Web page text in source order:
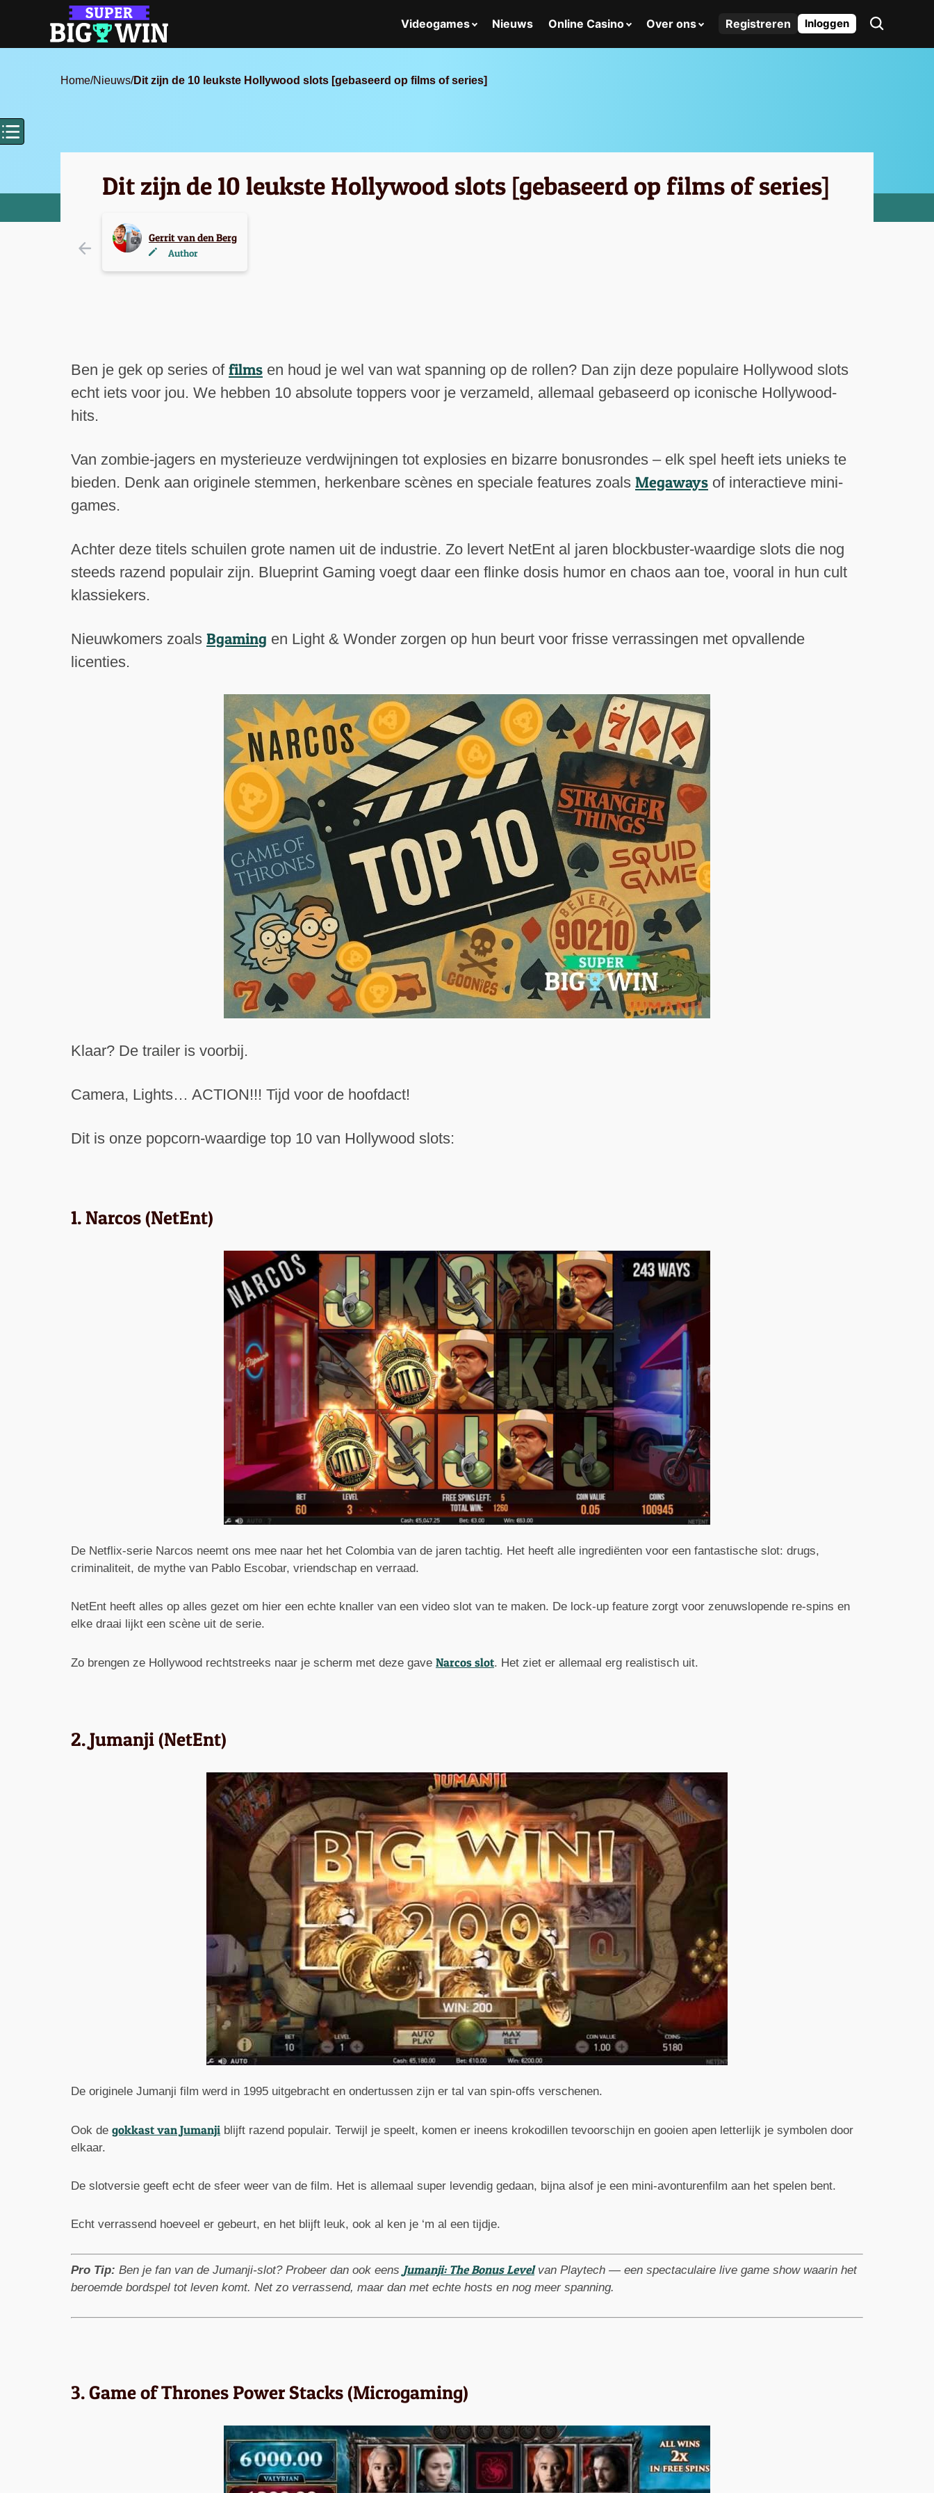
Videogames Nieuws Online Casino Over ons Registreren Inloggen
Home/Nieuws/Dit zijn de 10 leukste Hollywood slots [gebaseerd op films of series]
Dit zijn de 10 leukste Hollywood slots [gebaseerd op films of series]
Gerrit van den Berg
Author
Ben je gek op series of films en houd je wel van wat spanning op de rollen? Dan zijn deze populaire Hollywood slots
echt iets voor jou. We hebben 10 absolute toppers voor je verzameld, allemaal gebaseerd op iconische Hollywood-
hits.
Van zombie-jagers en mysterieuze verdwijningen tot explosies en bizarre bonusrondes – elk spel heeft iets unieks te
bieden. Denk aan originele stemmen, herkenbare scènes en speciale features zoals Megaways of interactieve mini-
games.
Achter deze titels schuilen grote namen uit de industrie. Zo levert NetEnt al jaren blockbuster-waardige slots die nog
steeds razend populair zijn. Blueprint Gaming voegt daar een flinke dosis humor en chaos aan toe, vooral in hun cult
klassiekers.
Nieuwkomers zoals Bgaming en Light & Wonder zorgen op hun beurt voor frisse verrassingen met opvallende
licenties.
Klaar? De trailer is voorbij.
Camera, Lights… ACTION!!! Tijd voor de hoofdact!
Dit is onze popcorn-waardige top 10 van Hollywood slots:
1. Narcos (NetEnt)
De Netflix-serie Narcos neemt ons mee naar het het Colombia van de jaren tachtig. Het heeft alle ingrediënten voor een fantastische slot: drugs,
criminaliteit, de mythe van Pablo Escobar, vriendschap en verraad.
NetEnt heeft alles op alles gezet om hier een echte knaller van een video slot van te maken. De lock-up feature zorgt voor zenuwslopende re-spins en
elke draai lijkt een scène uit de serie.
Zo brengen ze Hollywood rechtstreeks naar je scherm met deze gave Narcos slot. Het ziet er allemaal erg realistisch uit.
2. Jumanji (NetEnt)
De originele Jumanji film werd in 1995 uitgebracht en ondertussen zijn er tal van spin-offs verschenen.
Ook de gokkast van Jumanji blijft razend populair. Terwijl je speelt, komen er ineens krokodillen tevoorschijn en gooien apen letterlijk je symbolen door
elkaar.
De slotversie geeft echt de sfeer weer van de film. Het is allemaal super levendig gedaan, bijna alsof je een mini-avonturenfilm aan het spelen bent.
Echt verrassend hoeveel er gebeurt, en het blijft leuk, ook al ken je ‘m al een tijdje.
Pro Tip: Ben je fan van de Jumanji-slot? Probeer dan ook eens Jumanji: The Bonus Levelvan Playtech — een spectaculaire live game show waarin het
beroemde bordspel tot leven komt. Net zo verrassend, maar dan met echte hosts en nog meer spanning.
3. Game of Thrones Power Stacks (Microgaming)